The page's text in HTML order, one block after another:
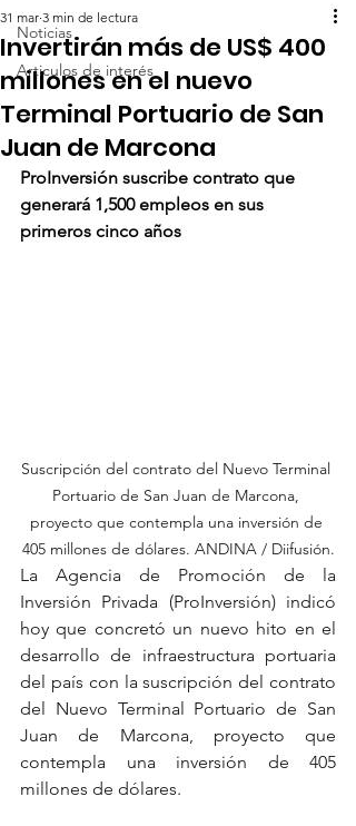
Noticias
Articulos de interés
Invertirán más de US$ 400
millones en el nuevo
Terminal Portuario de San
Juan de Marcona
31 mar 3 min de lectura
ProInversión suscribe contrato que
generará 1,500 empleos en sus
primeros cinco años
Suscripción del contrato del Nuevo Terminal
Portuario de San Juan de Marcona,
proyecto que contempla una inversión de
405 millones de dólares. ANDINA / Diifusión.
La Agencia de Promoción de la
Inversión Privada (ProInversión) indicó
hoy que concretó un nuevo hito en el
desarrollo de infraestructura portuaria
del país con la suscripción del contrato
del Nuevo Terminal Portuario de San
Juan de Marcona, proyecto que
contempla una inversión de 405
millones de dólares.